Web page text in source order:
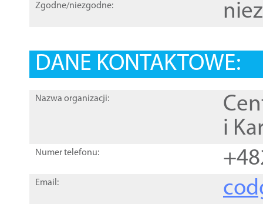
Zgodne/niezgodne:
DANE KONTAKTOWE:
Nazwa organizacji:
i
Numer telefonu:
Email: